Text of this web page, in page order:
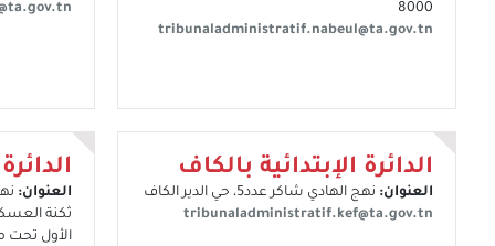
8000
tribunaladministratif.nabeul@ta.gov.tn
الدائرة الإبتدائية بالكاف
العنوان: نهج الهادي شاكر عدد5، حي الدير الكاف
tribunaladministratif.kef@ta.gov.tn
العنوان:
ثكنة
الأول تحت